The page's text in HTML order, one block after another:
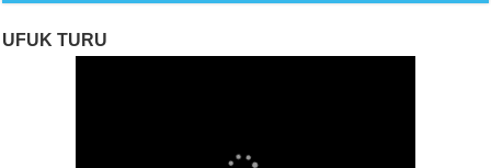
UFUK TURU